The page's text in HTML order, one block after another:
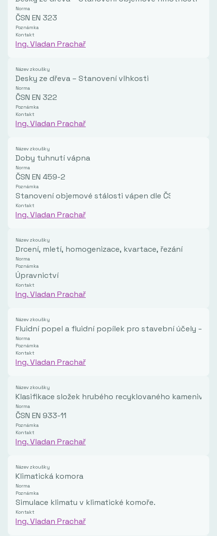
Norma
ČSN EN 323
Poznámka
Kontakt
Ing. Vladan Prachař
Název zkoušky
Desky ze dřeva – Stanovení vlhkosti
Norma
ČSN EN 322
Poznámka
Kontakt
Ing. Vladan Prachař
Název zkoušky
Doby tuhnutí vápna
Norma
ČSN EN 459-2
Poznámka
Stanovení objemové stálosti vápen dle ČSN EN 452-1
Kontakt
Ing. Vladan Prachař
Název zkoušky
Drcení, mletí, homogenizace, kvartace, řezání
Norma
Poznámka
Úpravnictví
Kontakt
Ing. Vladan Prachař
Název zkoušky
Fluidní popel a fluidní popílek pro stavební účely –
Norma
Poznámka
Kontakt
Ing. Vladan Prachař
Název zkoušky
Klasifikace složek hrubého recyklovaného kameniva
Norma
ČSN EN 933-11
Poznámka
Kontakt
Ing. Vladan Prachař
Název zkoušky
Klimatická komora
Norma
Poznámka
Simulace klimatu v klimatické komoře.
Kontakt
Ing. Vladan Prachař